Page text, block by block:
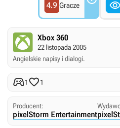
4.9 Gracze 
Xbox 360
22 listopada 2005
Angielskie napisy i dialogi.
1 1
Producent:
pixelStorm Entertainment